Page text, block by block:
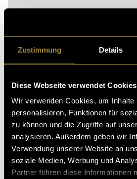
Zustimmung Details
Diese Webseite verwendet Cookies
Wir verwenden Cookies, um Inhalte
personalisieren, Funktionen für
zu können und die Zugriffe auf
analysieren. Außerdem geben wir
Verwendung unserer Website an
soziale Medien, Werbung und
Partner führen diese Informationen
Bitte akzeptiere die statistik,
diesen Inhalt zu sehen.
In der Nachbearbeitung habe ich
Kontrast und Belichtung etwas
vereinheitlicht. Bei manchen
Lampe im Hintergrund
(vha)